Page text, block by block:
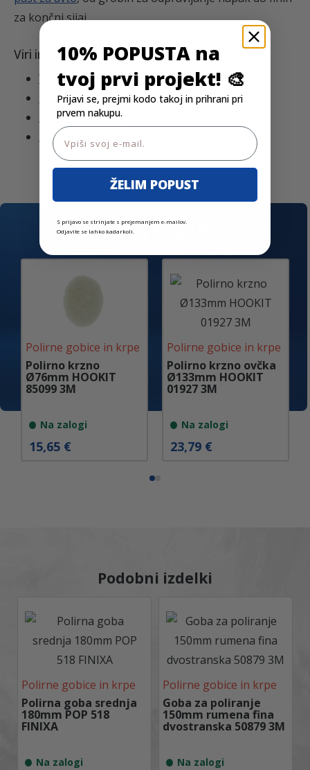
za končni sijaj.
Viri in dokumentacija
Varnostni list
Tehnični list (EN)
Spekter katalog
3M katalog EMEA
Dodatki k artiklu
Polirne gobice in krpe
Polirno krzno
Ø76mm HOOKIT
85099 3M
Na zalogi
15,65 €
Polirne gobice in krpe
Polirno krzno ovčka
Ø133mm HOOKIT
01927 3M
Na zalogi
23,79 €
Podobni izdelki
Polirne gobice in krpe
Polirna goba srednja
180mm POP 518
FINIXA
Na zalogi
Polirne gobice in krpe
Goba za poliranje
150mm rumena fina
dvostranska 50879 3M
Na zalogi
10% POPUSTA na
tvoj prvi projekt! 🎨
Prijavi se, prejmi kodo takoj in prihrani pri
prvem nakupu.
Email
ŽELIM POPUST
S prijavo se strinjate s prejemanjem e-mailov.
Odjavite se lahko kadarkoli.